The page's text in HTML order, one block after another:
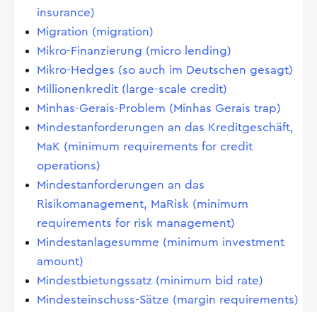
insurance)
Migration (migration)
Mikro-Finanzierung (micro lending)
Mikro-Hedges (so auch im Deutschen gesagt)
Millionenkredit (large-scale credit)
Minhas-Gerais-Problem (Minhas Gerais trap)
Mindestanforderungen an das Kreditgeschäft,
MaK (minimum requirements for credit
operations)
Mindestanforderungen an das
Risikomanagement, MaRisk (minimum
requirements for risk management)
Mindestanlagesumme (minimum investment
amount)
Mindestbietungssatz (minimum bid rate)
Mindesteinschuss-Sätze (margin requirements)